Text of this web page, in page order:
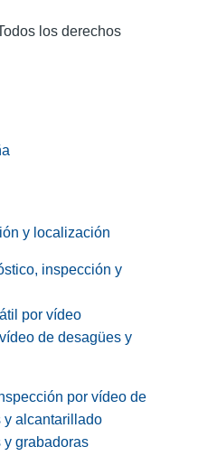
los derechos
y localización
inspección y
por vídeo
de desagües y
por vídeo de
y alcantarillado
y grabadoras